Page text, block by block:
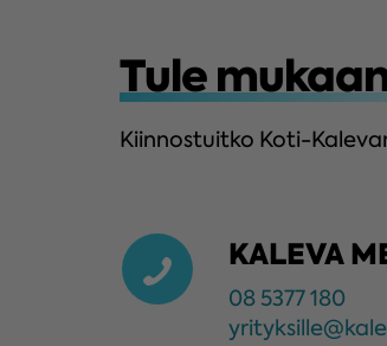
Tule
Kiinnostuitko Koti-
KALEVA
08 5377 180